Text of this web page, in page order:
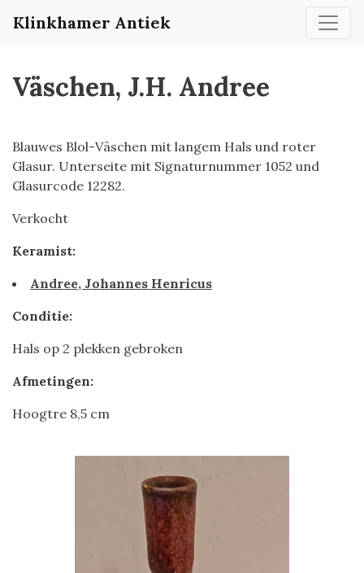
Klinkhamer Antiek
Väschen, J.H. Andree
Blauwes Blol-Väschen mit langem Hals und roter
Glasur. Unterseite mit Signaturnummer 1052 und
Glasurcode 12282.
Verkocht
Keramist:
Andree, Johannes Henricus
Conditie:
Hals op 2 plekken gebroken
Afmetingen:
Hoogtre 8,5 cm